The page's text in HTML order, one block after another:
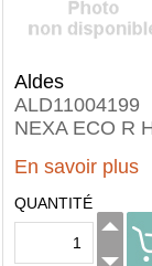
Aldes
ALD11004199
NEXA ECO R
En savoir plus
QUANTITÉ